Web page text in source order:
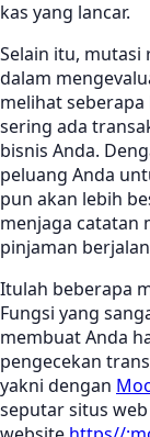
kas yang lancar.
Selain itu,
dalam
melihat
sering ada
bisnis Anda.
peluang Anda
pun akan lebih
menjaga catatan
pinjaman
Itulah beberapa
Fungsi yang
membuat Anda
pengecekan
yakni dengan
seputar situs